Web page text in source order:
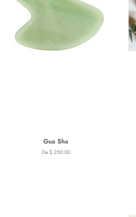
Gua Sha
De $ 250.00